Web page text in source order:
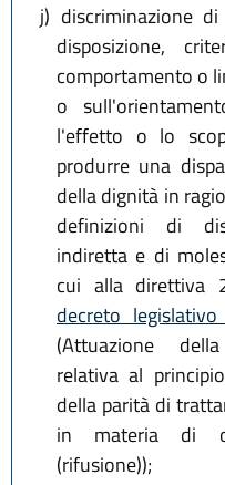
j) discriminazione
disposizione,
comportamento o
o
l'effetto o lo
produrre una
della dignità in
definizioni di
indiretta e di
cui alla direttiva
decreto
(Attuazione
relativa al
della parità di
in materia di
(rifusione));